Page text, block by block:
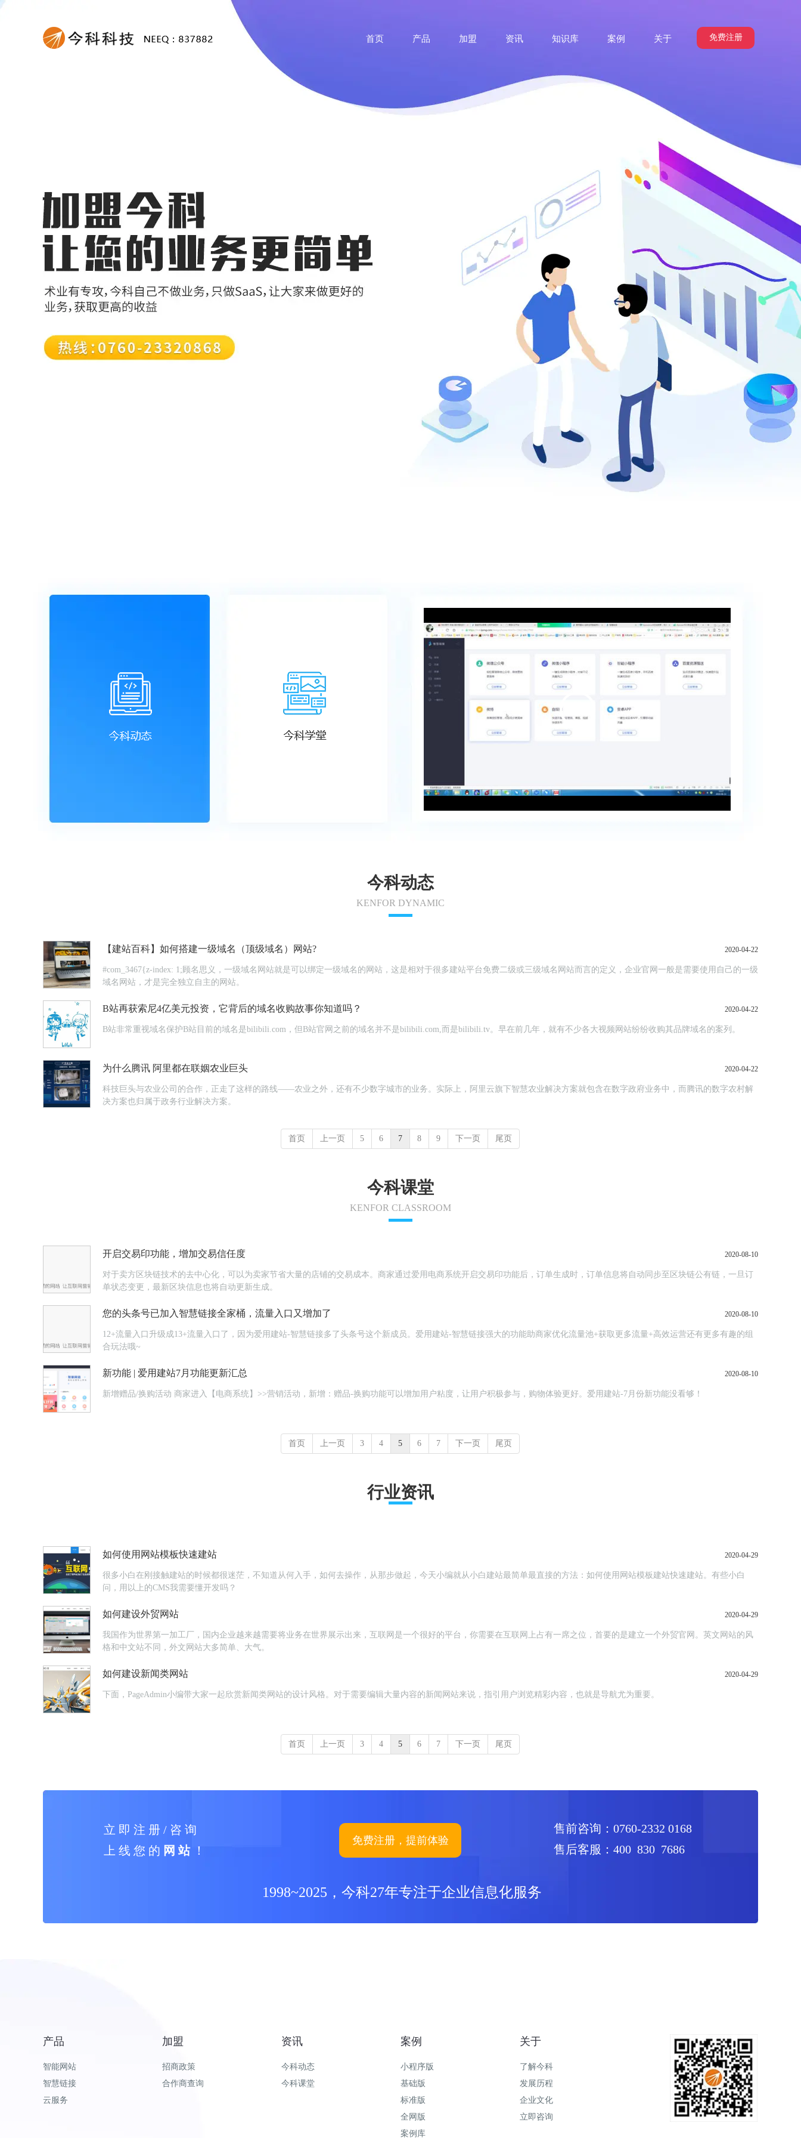
免费注册
首页 产品 加盟 资讯 知识库 案例 关于
今科动态
KENFOR DYNAMIC
【建站百科】如何搭建一级域名（顶级域名）网站? 2020-04-22
#com_3467{z-index: 1;顾名思义，一级域名网站就是可以绑定一级域名的网站，这是相对于很多建站平台免费二级或三级域名网站而言的定义，企业官网一般是需要使用自己的一级
域名网站，才是完全独立自主的网站。
B站再获索尼4亿美元投资，它背后的域名收购故事你知道吗？ 2020-04-22
B站非常重视域名保护B站目前的域名是bilibili.com，但B站官网之前的域名并不是bilibili.com,而是bilibili.tv。早在前几年，就有不少各大视频网站纷纷收购其品牌域名的案列。
为什么腾讯 阿里都在联姻农业巨头 2020-04-22
科技巨头与农业公司的合作，正走了这样的路线——农业之外，还有不少数字城市的业务。实际上，阿里云旗下智慧农业解决方案就包含在数字政府业务中，而腾讯的数字农村解
决方案也归属于政务行业解决方案。
首页 上一页 5 6 7 8 9 下一页 尾页
今科课堂
KENFOR CLASSROOM
开启交易印功能，增加交易信任度 2020-08-10
对于卖方区块链技术的去中心化，可以为卖家节省大量的店铺的交易成本。商家通过爱用电商系统开启交易印功能后，订单生成时，订单信息将自动同步至区块链公有链，一旦订
单状态变更，最新区块信息也将自动更新生成。
您的头条号已加入智慧链接全家桶，流量入口又增加了 2020-08-10
12+流量入口升级成13+流量入口了，因为爱用建站-智慧链接多了头条号这个新成员。爱用建站-智慧链接强大的功能助商家优化流量池+获取更多流量+高效运营还有更多有趣的组
合玩法哦~
新功能 | 爱用建站7月功能更新汇总 2020-08-10
新增赠品/换购活动 商家进入【电商系统】>>营销活动，新增：赠品-换购功能可以增加用户粘度，让用户积极参与，购物体验更好。爱用建站-7月份新功能没看够！
首页 上一页 3 4 5 6 7 下一页 尾页
行业资讯
如何使用网站模板快速建站 2020-04-29
很多小白在刚接触建站的时候都很迷茫，不知道从何入手，如何去操作，从那步做起，今天小编就从小白建站最简单最直接的方法：如何使用网站模板建站快速建站。有些小白
问，用以上的CMS我需要懂开发吗？
如何建设外贸网站 2020-04-29
我国作为世界第一加工厂，国内企业越来越需要将业务在世界展示出来，互联网是一个很好的平台，你需要在互联网上占有一席之位，首要的是建立一个外贸官网。英文网站的风
格和中文站不同，外文网站大多简单、大气。
如何建设新闻类网站 2020-04-29
下面，PageAdmin小编带大家一起欣赏新闻类网站的设计风格。对于需要编辑大量内容的新闻网站来说，指引用户浏览精彩内容，也就是导航尤为重要。
首页 上一页 3 4 5 6 7 下一页 尾页
售前咨询：0760-2332 0168
售后客服：400 830 7686
1998~2025，今科27年专注于企业信息化服务
立 即 注 册 / 咨 询
上 线 您 的 网 站！
免费注册，提前体验
产品
智能网站
智慧链接
云服务
加盟
招商政策
合作商查询
资讯
今科动态
今科课堂
案例
小程序版
基础版
标准版
全网版
案例库
关于
了解今科
发展历程
企业文化
立即咨询